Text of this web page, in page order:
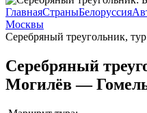
ГлавнаяСтраныБелоруссия
Москвы
Серебряный треугольник,
Серебряный
Могилёв —